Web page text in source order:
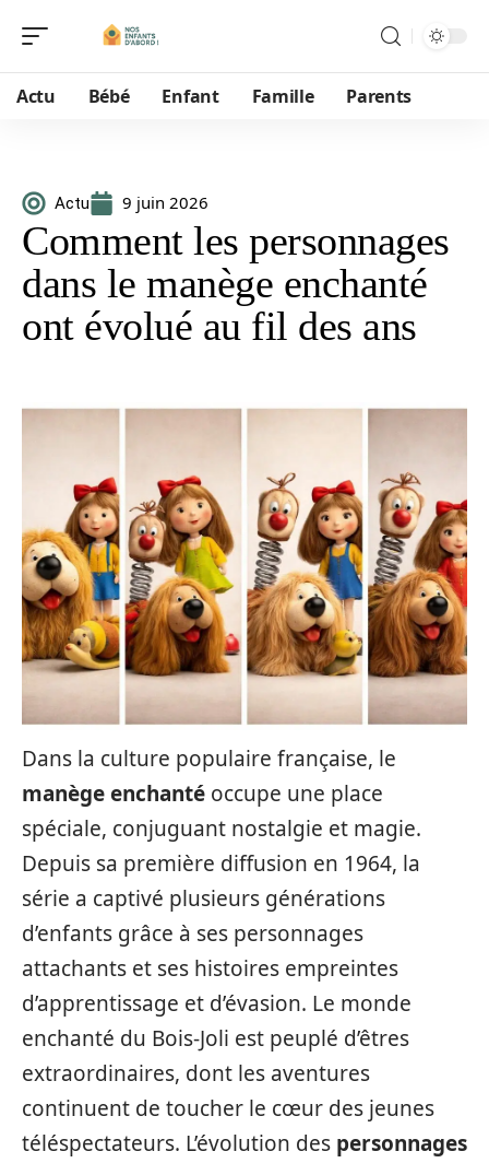
Actu Bébé Enfant Famille Parents
Actu 9 juin 2026
Comment les personnages
dans le manège enchanté
ont évolué au fil des ans
Dans la culture populaire française, le
manège enchanté occupe une place
spéciale, conjuguant nostalgie et magie.
Depuis sa première diffusion en 1964, la
série a captivé plusieurs générations
d’enfants grâce à ses personnages
attachants et ses histoires empreintes
d’apprentissage et d’évasion. Le monde
enchanté du Bois-Joli est peuplé d’êtres
extraordinaires, dont les aventures
continuent de toucher le cœur des jeunes
téléspectateurs. L’évolution des personnages